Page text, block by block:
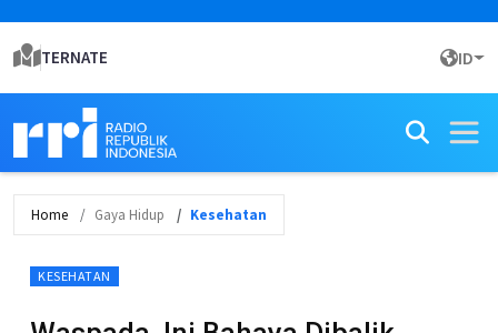
TERNATE ID
Home Gaya Hidup Kesehatan
KESEHATAN